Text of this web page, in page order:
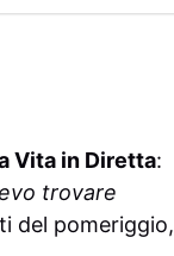
Vita in Diretta:
trovare
del pomeriggio,